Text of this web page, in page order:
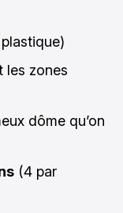
les zones
dôme qu’on
(4 par